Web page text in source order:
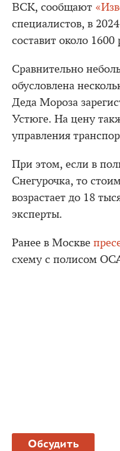
ВСК, сообщают
специалистов, в
составит около 1600
Сравнительно
обусловлена
Деда Мороза
Устюге. На цену
управления
При этом, если в
Снегурочка, то
возрастает до 18
эксперты.
Ранее в Москве
схему с полисом
Обсудить